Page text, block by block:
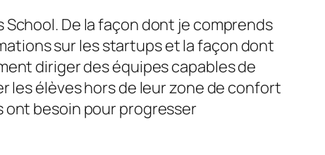
De la façon dont je comprends
sur les startups et la façon dont
diriger des équipes capables de
les élèves hors de leur zone de confort
besoin pour progresser